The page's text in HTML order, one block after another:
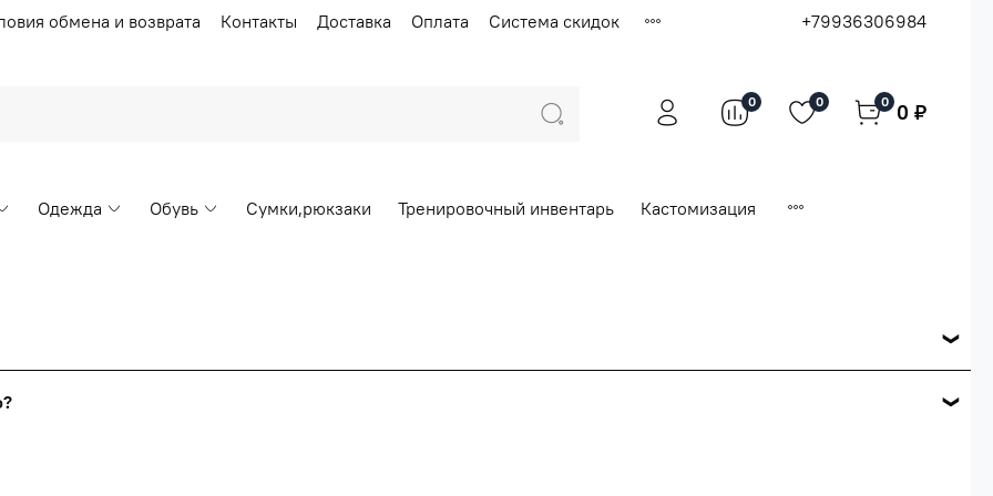
обмена и возврата Контакты Доставка Оплата Система скидок +79936306984
0 0 0 0 ₽
Одежда Обувь Сумки,рюкзаки Тренировочный инвентарь
Кастомизация